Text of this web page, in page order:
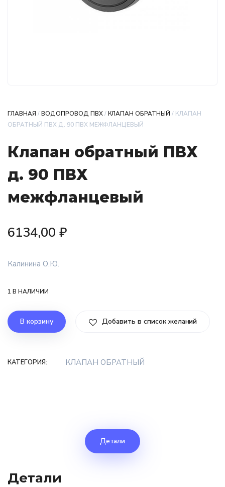
ГЛАВНАЯ /ВОДОПРОВОД ПВХ/КЛАПАН ОБРАТНЫЙ / КЛАПАН
ОБРАТНЫЙ ПВХ Д. 90 ПВХ МЕЖФЛАНЦЕВЫЙ
Клапан обратный ПВХ
д. 90 ПВХ
межфланцевый
6134,00 ₽
Калинина О.Ю.
1 В НАЛИЧИИ
В корзину Добавить в список желаний
КАТЕГОРИЯ: КЛАПАН ОБРАТНЫЙ
Детали
Детали